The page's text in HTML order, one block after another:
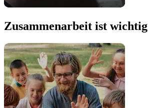
Zusammenarbeit ist wichtig